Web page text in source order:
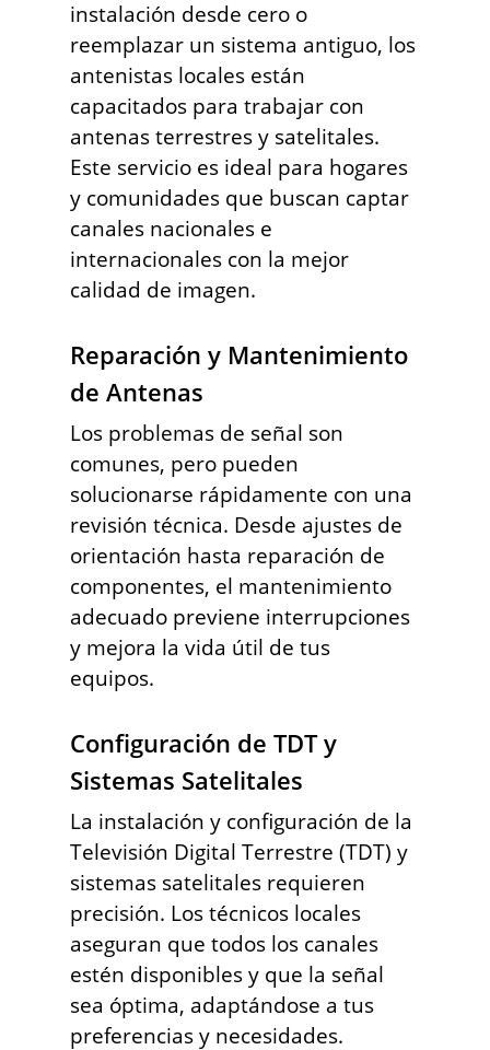
instalación desde cero o
reemplazar un sistema antiguo, los
antenistas locales están
capacitados para trabajar con
antenas terrestres y satelitales.
Este servicio es ideal para hogares
y comunidades que buscan captar
canales nacionales e
internacionales con la mejor
calidad de imagen.
Reparación y Mantenimiento
de Antenas
Los problemas de señal son
comunes, pero pueden
solucionarse rápidamente con una
revisión técnica. Desde ajustes de
orientación hasta reparación de
componentes, el mantenimiento
adecuado previene interrupciones
y mejora la vida útil de tus
equipos.
Configuración de TDT y
Sistemas Satelitales
La instalación y configuración de la
Televisión Digital Terrestre (TDT) y
sistemas satelitales requieren
precisión. Los técnicos locales
aseguran que todos los canales
estén disponibles y que la señal
sea óptima, adaptándose a tus
preferencias y necesidades.